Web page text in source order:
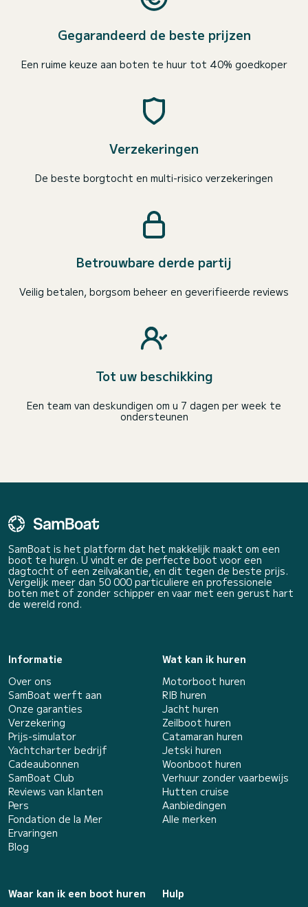
Gegarandeerd de beste prijzen
Een ruime keuze aan boten te huur tot 40% goedkoper
Verzekeringen
De beste borgtocht en multi-risico verzekeringen
Betrouwbare derde partij
Veilig betalen, borgsom beheer en geverifieerde reviews
Tot uw beschikking
Een team van deskundigen om u 7 dagen per week te
ondersteunen
SamBoat is het platform dat het makkelijk maakt om een
boot te huren. U vindt er de perfecte boot voor een
dagtocht of een zeilvakantie, en dit tegen de beste prijs.
Vergelijk meer dan 50 000 particuliere en professionele
boten met of zonder schipper en vaar met een gerust hart
de wereld rond.
Informatie
Over ons
SamBoat werft aan
Onze garanties
Verzekering
Prijs-simulator
Yachtcharter bedrijf
Cadeaubonnen
SamBoat Club
Reviews van klanten
Pers
Fondation de la Mer
Ervaringen
Blog
Wat kan ik huren
Motorboot huren
RIB huren
Jacht huren
Zeilboot huren
Catamaran huren
Jetski huren
Woonboot huren
Verhuur zonder vaarbewijs
Hutten cruise
Aanbiedingen
Alle merken
Waar kan ik een boot huren
Hulp